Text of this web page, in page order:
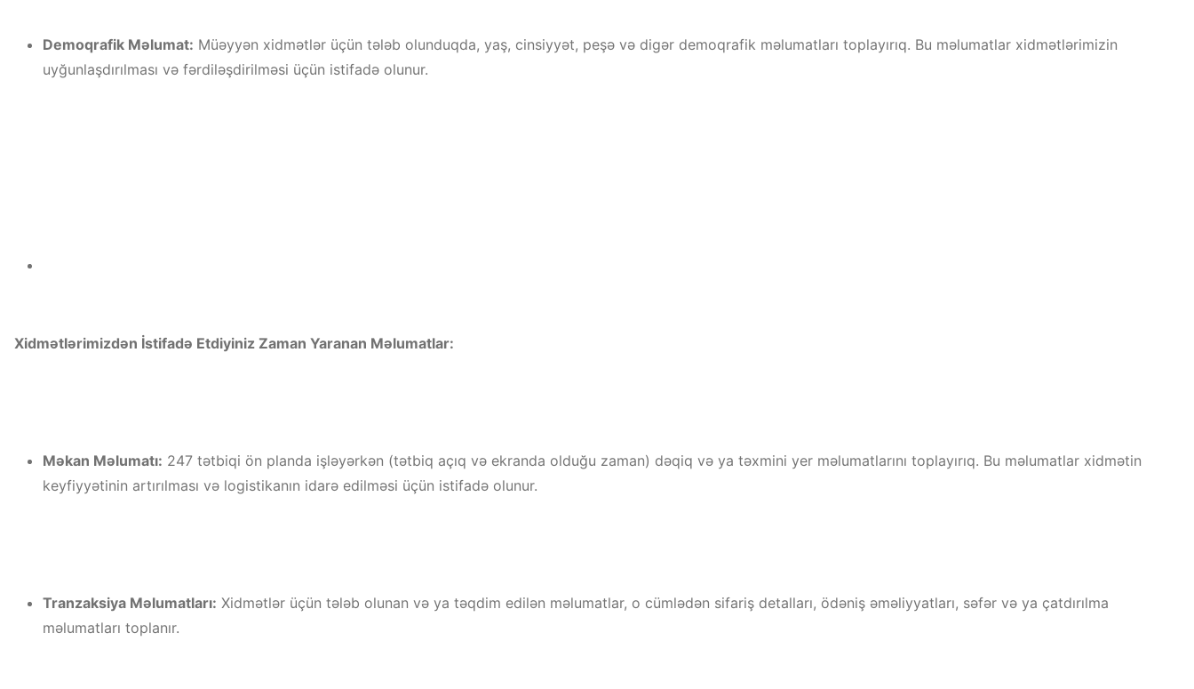
Demoqrafik Məlumat: Müəyyən xidmətlər üçün tələb olunduqda, yaş, cinsiyyət, peşə və digər demoqrafik məlumatları toplayırıq. Bu məlumatlar xidmətlərimizin
uyğunlaşdırılması və fərdiləşdirilməsi üçün istifadə olunur.
Xidmətlərimizdən İstifadə Etdiyiniz Zaman Yaranan Məlumatlar:
Məkan Məlumatı: 247 tətbiqi ön planda işləyərkən (tətbiq açıq və ekranda olduğu zaman) dəqiq və ya təxmini yer məlumatlarını toplayırıq. Bu məlumatlar xidmətin
keyfiyyətinin artırılması və logistikanın idarə edilməsi üçün istifadə olunur.
Tranzaksiya Məlumatları: Xidmətlər üçün tələb olunan və ya təqdim edilən məlumatlar, o cümlədən sifariş detalları, ödəniş əməliyyatları, səfər və ya çatdırılma
məlumatları toplanır.